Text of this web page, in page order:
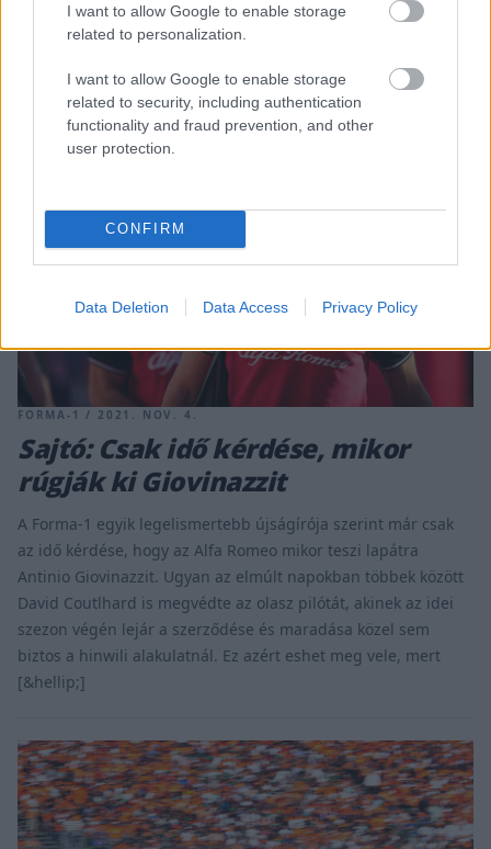
I want to allow Google to enable storage
related to personalization.
I want to allow Google to enable storage
related to security, including authentication
functionality and fraud prevention, and other
user protection.
CONFIRM
Data Deletion Data Access Privacy Policy
nagyszerű stratégiát.&#8221; Néhányan talán észre sem
vették, hogy [&hellip;]
FORMA-1 / 2021. NOV. 4.
Sajtó: Csak idő kérdése, mikor
rúgják ki Giovinazzit
A Forma-1 egyik legelismertebb újságírója szerint már csak
az idő kérdése, hogy az Alfa Romeo mikor teszi lapátra
Antinio Giovinazzit. Ugyan az elmúlt napokban többek között
David Coutlhard is megvédte az olasz pilótát, akinek az idei
szezon végén lejár a szerződése és maradása közel sem
biztos a hinwili alakulatnál. Ez azért eshet meg vele, mert
[&hellip;]